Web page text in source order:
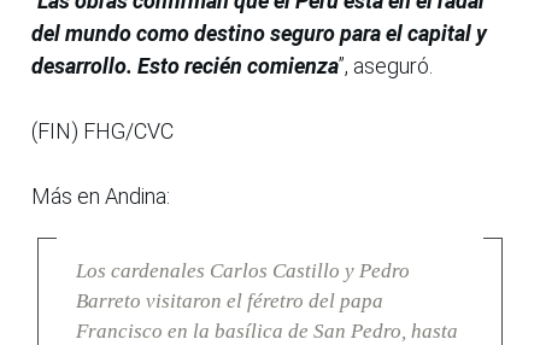
del mundo como destino seguro para el capital y
desarrollo. Esto recién comienza”, aseguró.
(FIN) FHG/CVC
Más en Andina:
Los cardenales Carlos Castillo y Pedro
Barreto visitaron el féretro del papa
Francisco en la basílica de San Pedro, hasta